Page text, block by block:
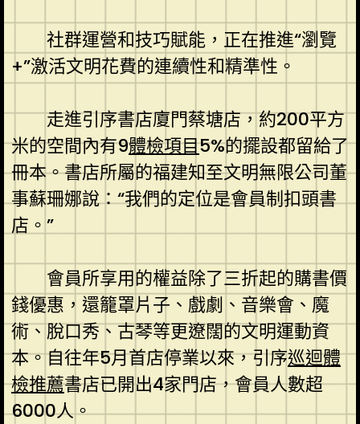
社群運營和技巧賦能，正在推進“瀏覽
+”激活文明花費的連續性和精準性。
走進引序書店廈門蔡塘店，約200平方
米的空間內有9體檢項目5%的擺設都留給了
冊本。書店所屬的福建知至文明無限公司董
事蘇珊娜說：“我們的定位是會員制扣頭書
店。”
會員所享用的權益除了三折起的購書價
錢優惠，還籠罩片子、戲劇、音樂會、魔
術、脫口秀、古琴等更遼闊的文明運動資
本。自往年5月首店停業以來，引序巡迴體
檢推薦書店已開出4家門店，會員人數超
6000人。